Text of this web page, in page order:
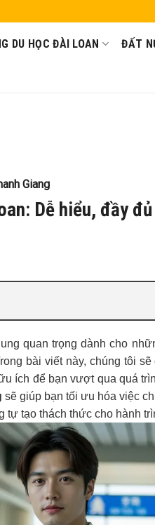
DU HỌC ĐÀI LOAN ĐẤT
Giang
Dễ hiểu, đầy
quan trọng dành cho
bài viết này, chúng tôi
ích để bạn vượt qua quá
sẽ giúp bạn tối ưu hóa việc
tự tạo thách thức cho hành